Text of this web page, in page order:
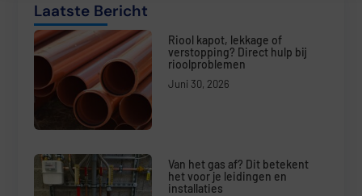
Laatste Bericht
Riool kapot, lekkage of
verstopping? Direct hulp bij
rioolproblemen
Juni 30, 2026
Van het gas af? Dit betekent
het voor je leidingen en
installaties